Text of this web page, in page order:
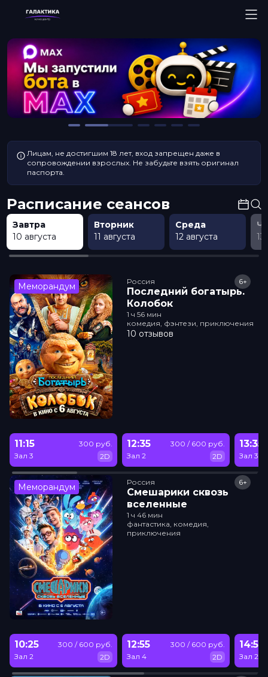
Лицам, не достигшим 18 лет, вход запрещен даже в
сопровождении взрослых. Не забудьте взять оригинал
паспорта.
Расписание сеансов
Завтра
10 августа
Вторник
11 августа
Среда
12 августа
13
Меморандум Россия
Последний богатырь.
Колобок
6+
1 ч 56 мин
комедия, фэнтези, приключения
10 отзывов
11:15
Зал 3
300 руб.
2D
12:35
Зал 2
300 / 600 руб.
2D
13:35
Зал 3
Меморандум Россия
Смешарики сквозь
вселенные
6+
1 ч 46 мин
фантастика, комедия,
приключения
10:25
Зал 2
300 / 600 руб.
2D
12:55
Зал 4
300 / 600 руб.
2D
14:50
Зал 2